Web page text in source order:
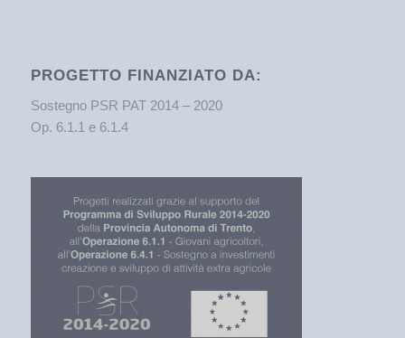
PROGETTO FINANZIATO DA:
Sostegno PSR PAT 2014 – 2020
Op. 6.1.1 e 6.1.4